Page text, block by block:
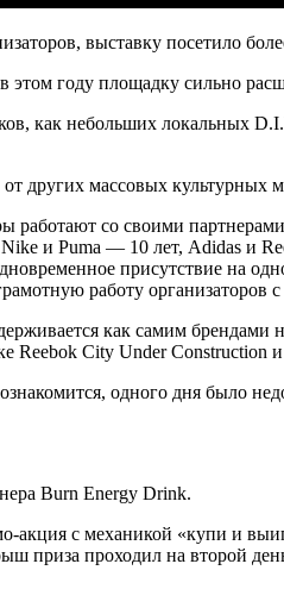
выставку посетило
этом году площадку сильно
как небольших локальных
других массовых культурных
работают со своими
и Puma — 10 лет, Adidas и
присутствие на
работу
как самим
Reebok City Under Construction
одного дня было
Burn Energy Drink.
с механикой «купи и
приза проходил на второй